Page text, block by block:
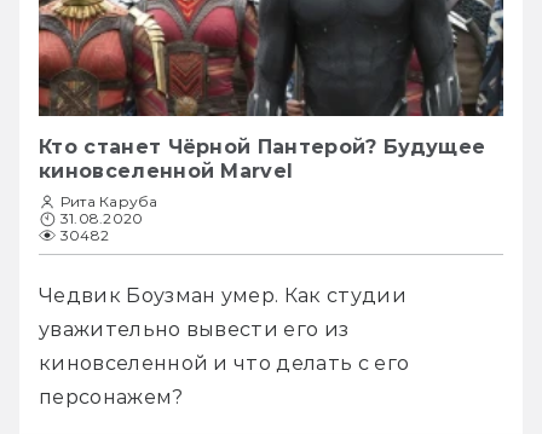
Кто станет Чёрной Пантерой? Будущее
киновселенной Marvel
Рита Каруба
31.08.2020
30482
Чедвик Боузман умер. Как студии
уважительно вывести его из
киновселенной и что делать с его
персонажем?